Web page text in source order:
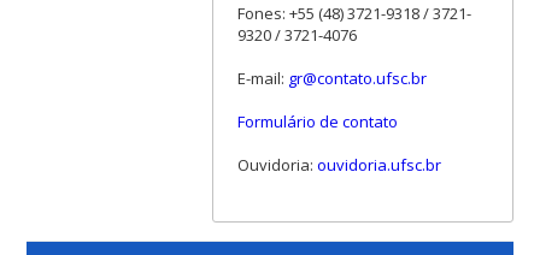
Fones: +55 (48) 3721-9318 / 3721-
9320 / 3721-4076
E-mail: gr@contato.ufsc.br
Formulário de contato
Ouvidoria: ouvidoria.ufsc.br